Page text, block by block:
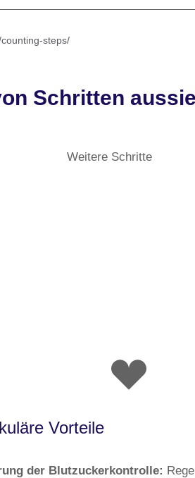
steps/
Schritten
Weitere Schritte
Vorteile
der Blutzuckerkontrolle: